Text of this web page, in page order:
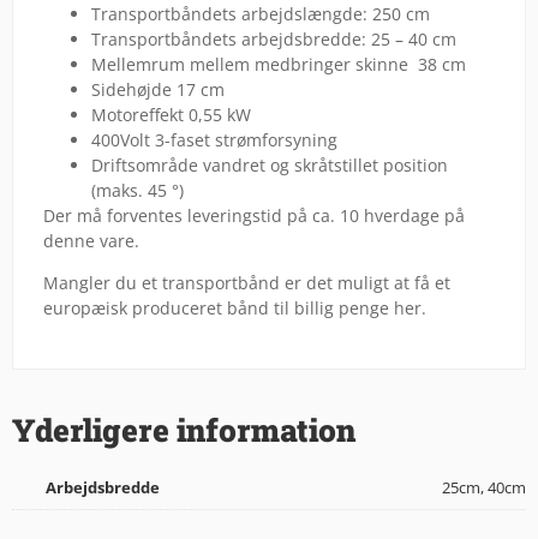
Transportbåndets arbejdslængde: 250 cm
Transportbåndets arbejdsbredde: 25 – 40 cm
Mellemrum mellem medbringer skinne 38 cm
Sidehøjde 17 cm
Motoreffekt 0,55 kW
400Volt 3-faset strømforsyning
Driftsområde vandret og skråtstillet position
(maks. 45 °)
Der må forventes leveringstid på ca. 10 hverdage på
denne vare.
Mangler du et transportbånd er det muligt at få et
europæisk produceret bånd til billig penge her.
Yderligere information
Arbejdsbredde 25cm, 40cm